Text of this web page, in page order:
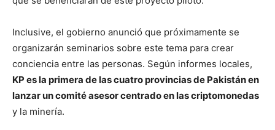
Inclusive, el gobierno anunció que próximamente se
organizarán seminarios sobre este tema para crear
conciencia entre las personas. Según informes locales,
KP es la primera de las cuatro provincias de Pakistán en
lanzar un comité asesor centrado en las criptomonedas
y la minería.